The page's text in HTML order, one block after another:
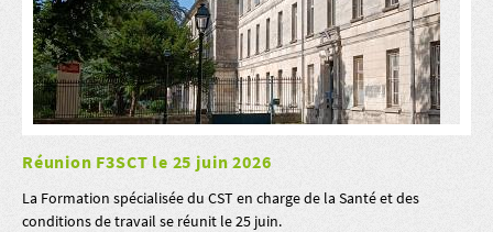
Réunion F3SCT le 25 juin 2026
La Formation spécialisée du CST en charge de la Santé et des
conditions de travail se réunit le 25 juin.